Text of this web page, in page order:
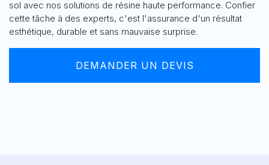
sol avec nos solutions de résine haute performance. Confier
cette tâche à des experts, c'est l'assurance d'un résultat
esthétique, durable et sans mauvaise surprise.
DEMANDER UN DEVIS